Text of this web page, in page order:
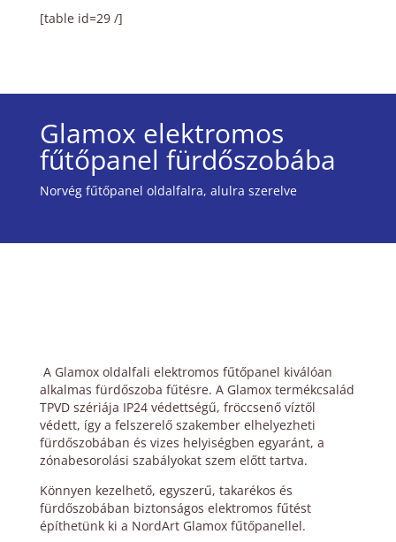
[table id=29 /]
Glamox elektromos
fűtőpanel fürdőszobába
Norvég fűtőpanel oldalfalra, alulra szerelve
A Glamox oldalfali elektromos fűtőpanel kiválóan
alkalmas fürdőszoba fűtésre. A Glamox termékcsalád
TPVD szériája IP24 védettségű, fröccsenő víztől
védett, így a felszerelő szakember elhelyezheti
fürdőszobában és vizes helyiségben egyaránt, a
zónabesorolási szabályokat szem előtt tartva.
Könnyen kezelhető, egyszerű, takarékos és
fürdőszobában biztonságos elektromos fűtést
építhetünk ki a NordArt Glamox fűtőpanellel.